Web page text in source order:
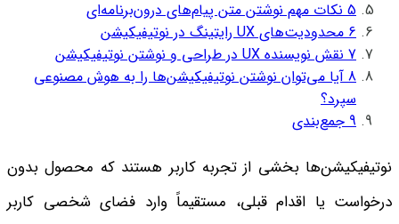
5 نکات مهم نوشتن متن پیام‌های درون‌برنامه‌ای
6 محدودیت‌های UX رایتینگ در نوتیفیکیشن
7 نقش نویسنده UX در طراحی و نوشتن نوتیفیکیشن
8 آیا می‌توان نوشتن نوتیفیکیشن‌ها را به هوش مصنوعی
سپرد؟
9 جمع‌بندی
نوتیفیکیشن‌ها بخشی از تجربه کاربر هستند که محصول بدون
درخواست یا اقدام قبلی، مستقیماً وارد فضای شخصی کاربر